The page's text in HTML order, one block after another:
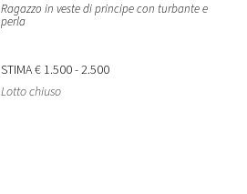
Ragazzo in veste di principe con turbante e
perla
STIMA€ 1.500 - 2.500
Lotto chiuso